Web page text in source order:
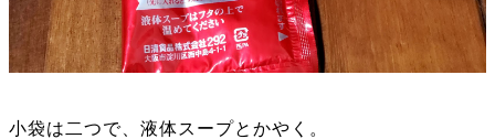
小袋は二つで、液体スープとかやく。